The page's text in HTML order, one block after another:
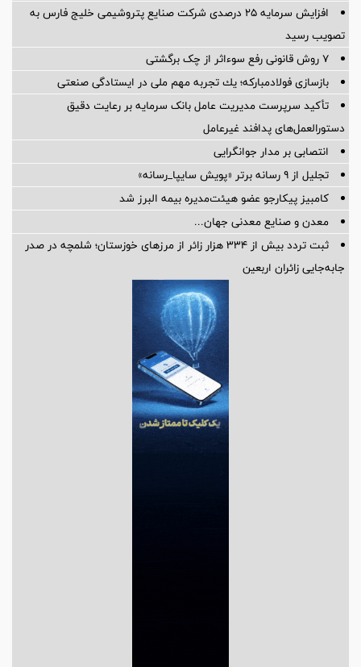
افزایش سرمایه ۲۵ درصدی شرکت صنایع پتروشیمی خلیج فارس به
تصویب رسید
۷ روش قانونی رفع سوء‌اثر از چک برگشتی
بازسازی فولادمباركه؛ یك تجربه مهم ملی در ایستادگی صنعتی
تأکید سرپرست مدیریت عامل بانک سرمایه بر رعایت دقیق
دستورالعمل‌های پدافند غیرعامل
انتصابی بر مدار جوانگرایی
تجلیل از ۹ رسانه برتر «پویش سایپا_رسانه»
کامبیز پیکارجو عضو هیئت‌مدیره بيمه البرز شد
معدن و صنایع معدنی جهان...
ثبت تردد بیش از ۳۳۴ هزار زائر از مرزهای خوزستان؛ شلمچه در صدر
جابه‌جایی زائران اربعین